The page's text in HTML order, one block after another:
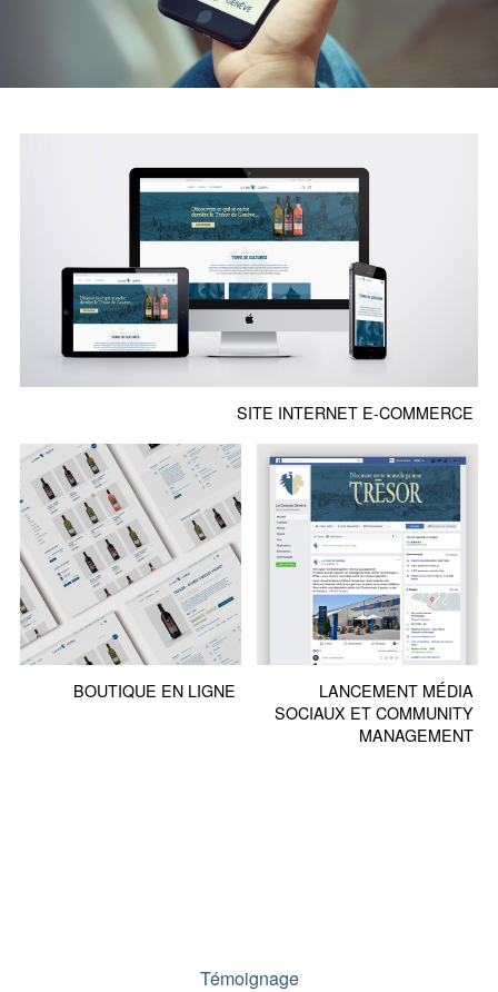
SITE INTERNET E-COMMERCE
BOUTIQUE EN LIGNE
LANCEMENT MÉDIA
SOCIAUX ET COMMUNITY
MANAGEMENT
Témoignage